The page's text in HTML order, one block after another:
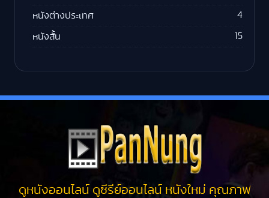
หนังต่างประเทศ 4
หนังสั้น 15
ดูหนังออนไลน์ ดูซีรีย์ออนไลน์ หนังใหม่ คุณภาพ